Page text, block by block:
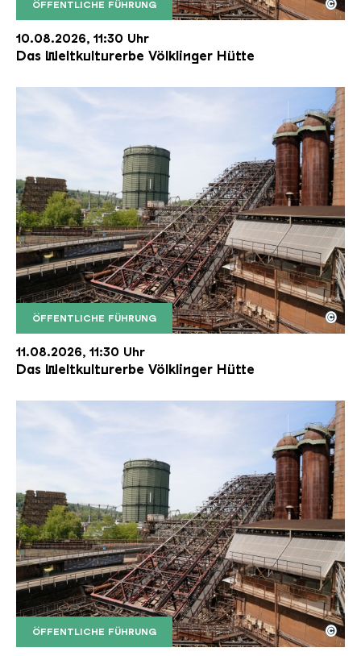
ÖFFENTLICHE FÜHRUNG
Der Erzschrägaufzug der Völklinger Hütte mit
Copyright: Weltkulturerbe Völklinger Hütte | Karl
©
10.08.2026, 11:30 Uhr
Das Weltkulturerbe Völklinger Hütte
ÖFFENTLICHE FÜHRUNG
Der Erzschrägaufzug der Völklinger Hütte mit
Copyright: Weltkulturerbe Völklinger Hütte | Karl
©
11.08.2026, 11:30 Uhr
Das Weltkulturerbe Völklinger Hütte
ÖFFENTLICHE FÜHRUNG
Der Erzschrägaufzug der Völklinger Hütte mit
Copyright: Weltkulturerbe Völklinger Hütte | Karl
©